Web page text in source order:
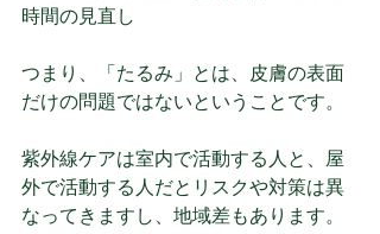
時間の見直し
つまり、「たるみ」とは、皮膚の表面
だけの問題ではないということです。
紫外線ケアは室内で活動する人と、屋
外で活動する人だとリスクや対策は異
なってきますし、地域差もあります。